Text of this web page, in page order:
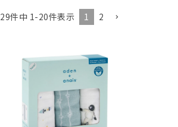
29件中 1-20件表示 1 2